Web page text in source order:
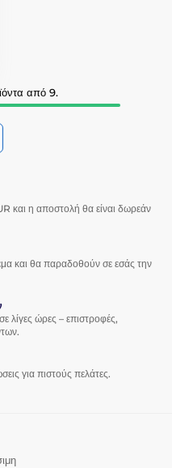
από 9.
και η αποστολή θα είναι δωρεάν
και θα παραδοθούν σε εσάς την
λίγες ώρες – επιστροφές,
για πιστούς πελάτες.